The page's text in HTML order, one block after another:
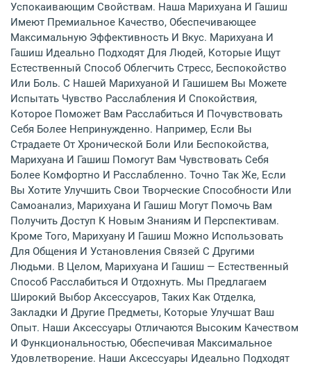
Успокаивающим Свойствам. Наша Марихуана И Гашиш
Имеют Премиальное Качество, Обеспечивающее
Максимальную Эффективность И Вкус. Марихуана И
Гашиш Идеально Подходят Для Людей, Которые Ищут
Естественный Способ Облегчить Стресс, Беспокойство
Или Боль. С Нашей Марихуаной И Гашишем Вы Можете
Испытать Чувство Расслабления И Спокойствия,
Которое Поможет Вам Расслабиться И Почувствовать
Себя Более Непринужденно. Например, Если Вы
Страдаете От Хронической Боли Или Беспокойства,
Марихуана И Гашиш Помогут Вам Чувствовать Себя
Более Комфортно И Расслабленно. Точно Так Же, Если
Вы Хотите Улучшить Свои Творческие Способности Или
Самоанализ, Марихуана И Гашиш Могут Помочь Вам
Получить Доступ К Новым Знаниям И Перспективам.
Кроме Того, Марихуану И Гашиш Можно Использовать
Для Общения И Установления Связей С Другими
Людьми. В Целом, Марихуана И Гашиш — Естественный
Способ Расслабиться И Отдохнуть. Мы Предлагаем
Широкий Выбор Аксессуаров, Таких Как Отделка,
Закладки И Другие Предметы, Которые Улучшат Ваш
Опыт. Наши Аксессуары Отличаются Высоким Качеством
И Функциональностью, Обеспечивая Максимальное
Удовлетворение. Наши Аксессуары Идеально Подходят